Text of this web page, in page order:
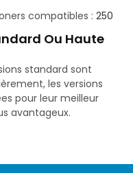
compatibles : 250
Ou Haute
standard sont
les versions
pour leur meilleur
avantageux.